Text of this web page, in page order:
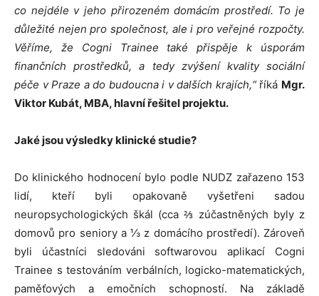
co nejdéle v jeho přirozeném domácím prostředí. To je
důležité nejen pro společnost, ale i pro veřejné rozpočty.
Věříme, že Cogni Trainee také přispěje k úsporám
finančních prostředků, a tedy zvýšení kvality sociální
péče v Praze a do budoucna i v dalších krajích,“ říká Mgr.
Viktor Kubát, MBA, hlavní řešitel projektu.
Jaké jsou výsledky klinické studie?
Do klinického hodnocení bylo podle NUDZ zařazeno 153
lidí, kteří byli opakovaně vyšetřeni sadou
neuropsychologických škál (cca ⅔ zúčastněných byly z
domovů pro seniory a ⅓ z domácího prostředí). Zároveň
byli účastníci sledováni softwarovou aplikací Cogni
Trainee s testováním verbálních, logicko-matematických,
paměťových a emočních schopností. Na základě